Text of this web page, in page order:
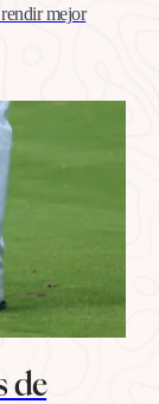
mejor
de